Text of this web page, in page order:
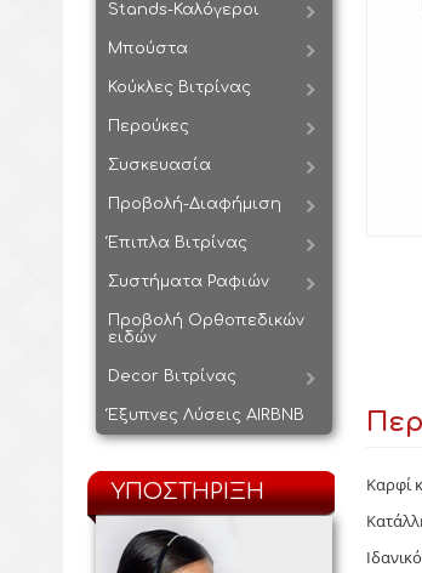
Stands-Καλόγεροι
Μπούστα
Κούκλες Βιτρίνας
Περούκες
Συσκευασία
Προβολή-Διαφήμιση
Έπιπλα Βιτρίνας
Συστήματα Ραφιών
Προβολή Ορθοπεδικών
ειδών
Decor Βιτρίνας
Έξυπνες Λύσεις AIRBNB
ΥΠΟΣΤΗΡΙΞΗ
Καρφί